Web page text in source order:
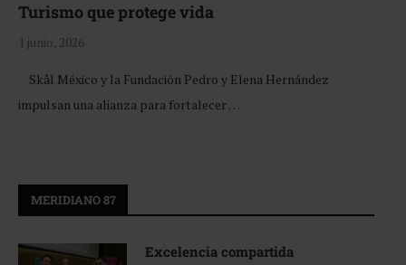
Turismo que protege vida
1 junio, 2026
Skål México y la Fundación Pedro y Elena Hernández
impulsan una alianza para fortalecer …
MERIDIANO 87
Excelencia compartida